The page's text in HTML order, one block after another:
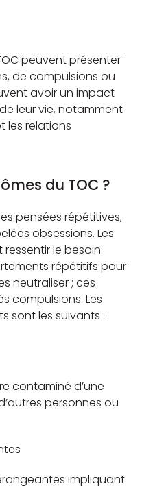
peuvent présenter
de compulsions ou
avoir un impact
leur vie, notamment
les relations
du TOC ?
pensées répétitives,
obsessions. Les
le besoin
répétitifs pour
neutraliser ; ces
compulsions. Les
sont les suivants :
contaminé d’une
personnes ou
impliquant